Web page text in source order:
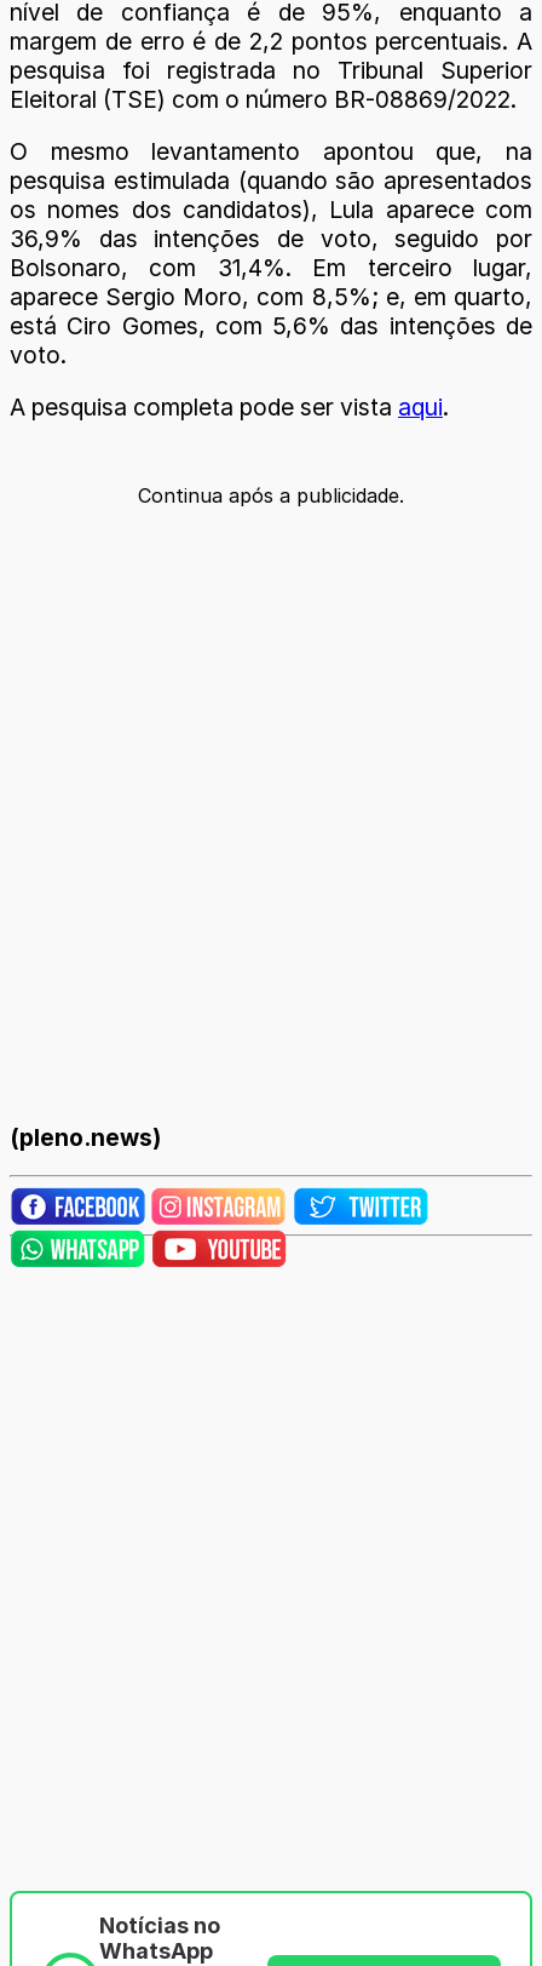
nível de confiança é de 95%, enquanto a
margem de erro é de 2,2 pontos percentuais. A
pesquisa foi registrada no Tribunal Superior
Eleitoral (TSE) com o número BR-08869/2022.
O mesmo levantamento apontou que, na
pesquisa estimulada (quando são apresentados
os nomes dos candidatos), Lula aparece com
36,9% das intenções de voto, seguido por
Bolsonaro, com 31,4%. Em terceiro lugar,
aparece Sergio Moro, com 8,5%; e, em quarto,
está Ciro Gomes, com 5,6% das intenções de
voto.
A pesquisa completa pode ser vista aqui.
Continua após a publicidade.
(pleno.news)
Notícias no
WhatsApp